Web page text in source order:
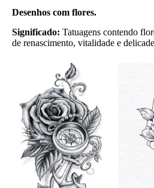
Desenhos com flores.
Significado: Tatuagens contendo
de renascimento, vitalidade e